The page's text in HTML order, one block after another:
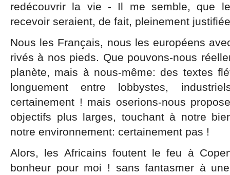
redécouvrir la vie - Il me semble, que
recevoir seraient, de fait, pleinement
Nous les Français, nous les européens
rivés à nos pieds. Que pouvons-nous
planète, mais à nous-même: des textes
longuement entre lobbystes,
certainement ! mais oserions-nous
objectifs plus larges, touchant à notre
notre environnement: certainement pas !
Alors, les Africains foutent le feu à
bonheur pour moi ! sans fantasmer à